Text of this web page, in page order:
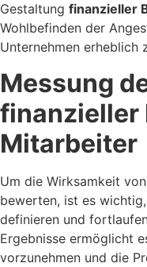
Gestaltung finanzieller
Wohlbefinden der
Unternehmen erheblich
Messung
finanzieller
Mitarbeiter
Um die Wirksamkeit von
bewerten, ist es
definieren und
Ergebnisse ermöglicht
vorzunehmen und die